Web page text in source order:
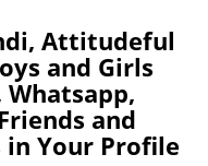
Attitudeful
and Girls
Whatsapp,
and
Your Profile